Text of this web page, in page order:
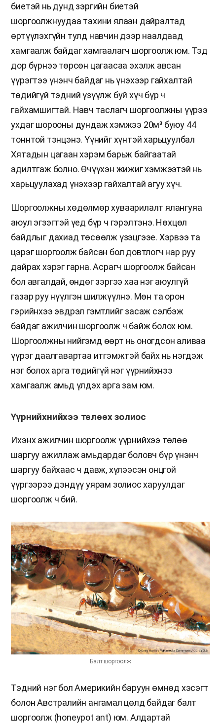
биетэй нь дунд зэргийн биетэй
шоргоолжнуудаа тахини ялаан дайралтад
өртүүлэхгүйн тулд навчин дээр наалдаад
хамгаалж байдаг хамгаалагч шоргоолж юм. Тэд
дор бүрнээ төрсөн цагаасаа эхэлж авсан
үүрэгтээ үнэнч байдаг нь үнэхээр гайхалтай
төдийгүй тэдний үзүүлж буй хүч бүр ч
гайхамшигтай. Навч таслагч шоргоолжны үүрээ
ухдаг шорооны дундаж хэмжээ 20м³ буюу 44
тоннтой тэнцэнэ. Үүнийг хүнтэй харьцуулбал
Хятадын цагаан хэрэм барьж байгаатай
адилтгаж болно. Өчүүхэн жижиг хэмжээтэй нь
харьцуулахад үнэхээр гайхалтай агуу хүч.
Шоргоолжны хөдөлмөр хуваарилалт ялангуяа
аюул эгзэгтэй үед бүр ч гэрэлтэнэ. Нөхцөл
байдлыг дахиад төсөөлж үзэцгээе. Хэрвээ та
цэрэг шоргоолж байсан бол довтлогч нар руу
дайрах хэрэг гарна. Асрагч шоргоолж байсан
бол авгалдай, өндөг зэргээ хаа нэг аюулгүй
газар руу нүүлгэн шилжүүлнэ. Мөн та орон
гэрийнхээ эвдрэл гэмтлийг засаж сэлбэж
байдаг ажилчин шоргоолж ч байж болох юм.
Шоргоолжны нийгэмд өөрт нь оногдсон аливаа
үүрэг даалгавартаа итгэмжтэй байх нь нэгдэж
нэг болох арга төдийгүй нэг үүрнийхнээ
хамгаалж амьд үлдэх арга зам юм.
Үүрнийхнийхээ төлөөх золиос
Ихэнх ажилчин шоргоолж үүрнийхээ төлөө
шаргуу ажиллаж амьдардаг боловч бүр үнэнч
шаргуу байхаас ч давж, хүлээсэн онцгой
үүргээрээ дэндүү уярам золиос харуулдаг
шоргоолж ч бий.
Балт шоргоолж
Тэдний нэг бол Америкийн баруун өмнөд хэсэгт
болон Австралийн ангамал цөлд байдаг балт
шоргоолж (honeypot ant) юм. Алдартай